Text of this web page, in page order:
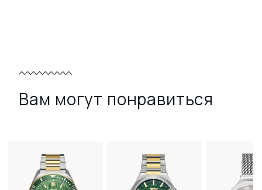
Вам могут понравиться